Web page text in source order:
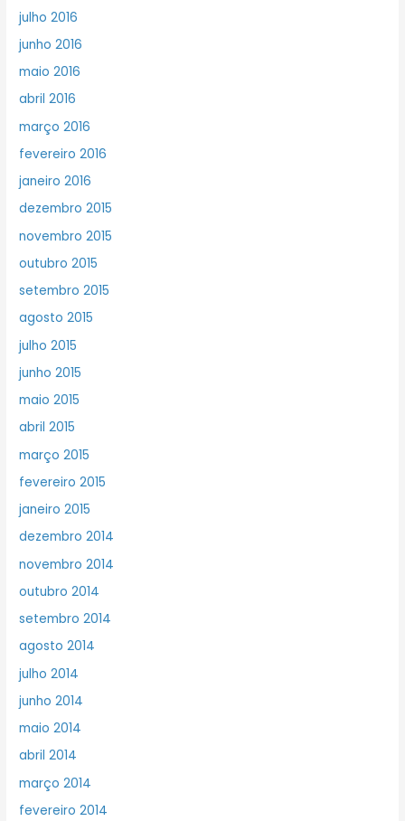
julho 2016
junho 2016
maio 2016
abril 2016
março 2016
fevereiro 2016
janeiro 2016
dezembro 2015
novembro 2015
outubro 2015
setembro 2015
agosto 2015
julho 2015
junho 2015
maio 2015
abril 2015
março 2015
fevereiro 2015
janeiro 2015
dezembro 2014
novembro 2014
outubro 2014
setembro 2014
agosto 2014
julho 2014
junho 2014
maio 2014
abril 2014
março 2014
fevereiro 2014